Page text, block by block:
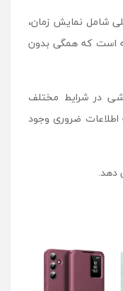
شامل نمایش زمان،
است که همگی بدون
در شرایط مختلف
ضروری وجود
دهد.